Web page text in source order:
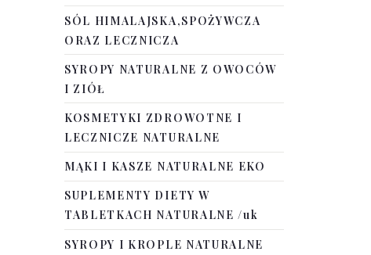
SÓL HIMALAJSKA,SPOŻYWCZA
ORAZ LECZNICZA
SYROPY NATURALNE Z OWOCÓW
I ZIÓŁ
KOSMETYKI ZDROWOTNE I
LECZNICZE NATURALNE
MĄKI I KASZE NATURALNE EKO
SUPLEMENTY DIETY W
TABLETKACH NATURALNE /uk
SYROPY I KROPLE NATURALNE